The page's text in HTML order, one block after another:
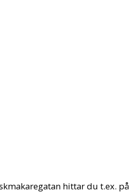
hittar du t.ex. på